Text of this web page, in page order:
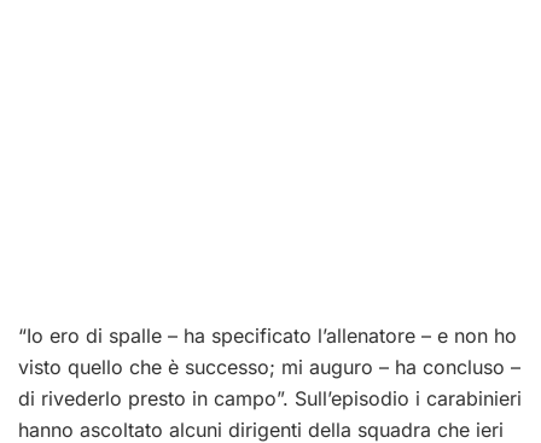
“Io ero di spalle – ha specificato l’allenatore – e non ho
visto quello che è successo; mi auguro – ha concluso –
di rivederlo presto in campo”. Sull’episodio i carabinieri
hanno ascoltato alcuni dirigenti della squadra che ieri